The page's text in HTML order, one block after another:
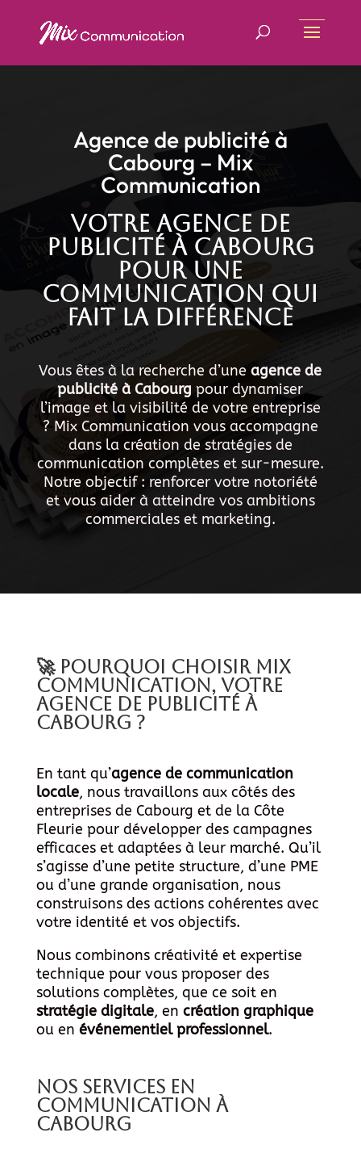
Agence de publicité à
Cabourg – Mix
Communication
Votre agence de
publicité à Cabourg
pour une
communication qui
fait la différence
Vous êtes à la recherche d’uneagence de
publicité à Cabourg pour dynamiser
l’image et la visibilité de votre entreprise
? Mix Communication vous accompagne
dans la création de stratégies de
communication complètes et sur-mesure.
Notre objectif : renforcer votre notoriété
et vous aider à atteindre vos ambitions
commerciales et marketing.
🚀 Pourquoi choisir Mix
Communication, votre
agence de publicité à
cabourg ?
En tant qu’agence de communication
locale, nous travaillons aux côtés des
entreprises de Cabourg et de la Côte
Fleurie pour développer des campagnes
efficaces et adaptées à leur marché. Qu’il
s’agisse d’une petite structure, d’une PME
ou d’une grande organisation, nous
construisons des actions cohérentes avec
votre identité et vos objectifs.
Nous combinons créativité et expertise
technique pour vous proposer des
solutions complètes, que ce soit en
stratégie digitale, en création graphique
ou en événementiel professionnel.
Nos services en
communication à
Cabourg